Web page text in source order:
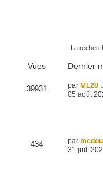
La
Vues
Dernier
39931 par ML28
05 août
434 par
31 juil.